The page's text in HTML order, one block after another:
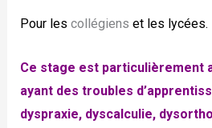
Pour les collégiens et les lycées.
Ce stage est particulièrement
ayant des troubles
dyspraxie, dyscalculie,